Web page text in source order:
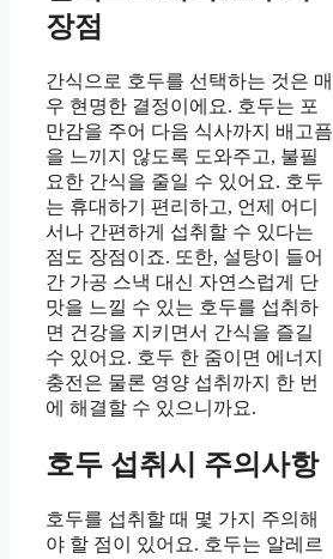
장점
간식으로 호두를 선택하는 것은 매
우 현명한 결정이에요. 호두는 포
만감을 주어 다음 식사까지 배고픔
을 느끼지 않도록 도와주고, 불필
요한 간식을 줄일 수 있어요. 호두
는 휴대하기 편리하고, 언제 어디
서나 간편하게 섭취할 수 있다는
점도 장점이죠. 또한, 설탕이 들어
간 가공 스낵 대신 자연스럽게 단
맛을 느낄 수 있는 호두를 섭취하
면 건강을 지키면서 간식을 즐길
수 있어요. 호두 한 줌이면 에너지
충전은 물론 영양 섭취까지 한 번
에 해결할 수 있으니까요.
호두 섭취시 주의사항
호두를 섭취할 때 몇 가지 주의해
야 할 점이 있어요. 호두는 알레르